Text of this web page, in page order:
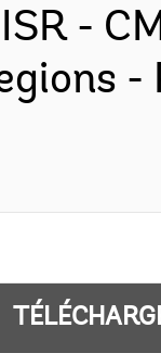
-
-